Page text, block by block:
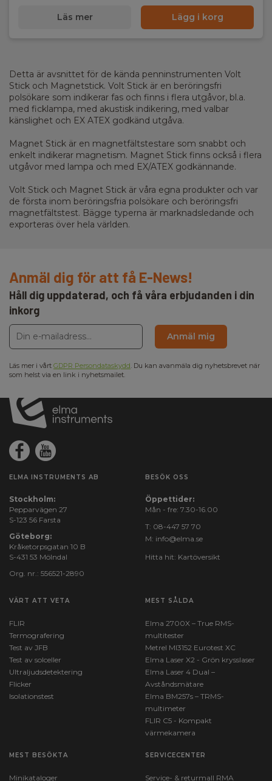
Läs mer Lägg i korg
Detta är avsnittet för de kända penninstrumenten Volt
Stick och Magnetstick. Volt Stick är en beröringsfri
polsökare som indikerar fas och finns i flera utgåvor, bl.a.
med ficklampa, med akustisk indikering, med valbar
känslighet och EX ATEX godkänd utgåva.
Magnet Stick är en magnetfältstestare som snabbt och
enkelt indikerar magnetism. Magnet Stick finns också i flera
utgåvor med lampa och med EX/ATEX godkännande.
Volt Stick och Magnet Stick är våra egna produkter och var
de första inom beröringsfria polsökare och beröringsfri
magnetfältstest. Bägge typerna är marknadsledande och
exporteras över hela världen.
Anmäl dig för att få E-News!
Håll dig uppdaterad, och få våra erbjudanden i din
inkorg
Anmäl mig
Läs mer i vårt GDPR Persondataskydd. Du kan avanmäla dig nyhetsbrevet när
som helst via en link i nyhetsmailet.
ELMA INSTRUMENTS AB
Stockholm:
Pepparvägen 27
S-123 56 Farsta
Göteborg:
Kråketorpsgatan 10 B
S-431 53 Mölndal
Org. nr.: 556521-2890
BESÖK OSS
Öppettider:
Mån - fre: 7.30-16.00
T: 08-447 57 70
M: info@elma.se
Hitta hit: Kartöversikt
VÄRT ATT VETA
FLIR
Termografering
Test av JFB
Test av solceller
Ultraljudsdetektering
Flicker
Isolationstest
MEST SÅLDA
Elma 2700X – True RMS-
multitester
Metrel MI3152 Eurotest XC
Elma Laser X2 - Grön krysslaser
Elma Laser 4 Dual –
Avståndsmätare
Elma BM257s – TRMS-
multimeter
FLIR C5 - Kompakt
värmekamera
MEST BESÖKTA
Minikataloger
SERVICECENTER
Service- & returmall RMA